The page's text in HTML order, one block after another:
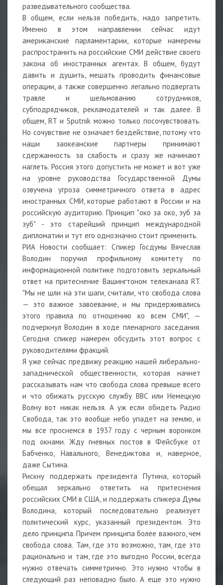
разведывательного сообщества.
В общем, если нельзя победить, надо запретить.
Именно в этом направлении сейчас идут
американские парламентарии, которые намерены
распространить на российские СМИ действие своего
закона об иностранных агентах. В общем, будут
давить и душить, мешать проводить финансовые
операции, а также совершенно легально подвергать
травле и шельмованию сотрудников,
субподрядчиков, рекламодателей и так далее. В
общем, RT и Sputnik можно только посочувствовать.
Но сочувствие не означает бездействие, потому что
наши заокеанские партнеры принимают
сдержанность за слабость и сразу же начинают
наглеть. Россия этого допустить не может и вот уже
на уровне руководства Государственной Думы
озвучена угроза симметричного ответа в адрес
иностранных СМИ, которые работают в России и на
российскую аудиторию. Принцип "око за око, зуб за
зуб" - это старейший принцип международной
дипломатии и тут его однозначно стоит применить.
РИА Новости сообщает: Спикер Госдумы Вячеслав
Володин поручил профильному комитету по
информационной политике подготовить зеркальный
ответ на притеснение Вашингтоном телеканала RT.
"Мы не шли на эти шаги, считали, что свобода слова
— это важное завоевание, и мы придерживались
этого правила по отношению ко всем СМИ", —
подчеркнул Володин в ходе пленарного заседания.
Сегодня спикер намерен обсудить этот вопрос с
руководителями фракций.
Я уже сейчас предвижу реакцию нашей либерально-
западнической общественности, которая начнет
рассказывать нам что свобода слова превыше всего
и что обижать русскую службу BBC или Немецкую
Волну вот никак нельзя. А уж если обидеть Радио
Свобода, так это вообще небо упадет на землю, и
мы все проснемся в 1937 году с черным воронком
под окнами. Жду гневных постов в Фейсбуке от
Бабченко, Навального, Венедиктова и, наверное,
даже Сытина.
Рискну поддержать президента Путина, который
обещал зеркально ответить на притеснения
российских СМИ в США, и поддержать спикера Думы
Володина, который последовательно реализует
политический курс, указанный президентом. Это
дело принципа. Причем принципа более важного, чем
свобода слова. Там, где это возможно, там, где это
рационально и там, где это выгодно России, всегда
нужно отвечать симметрично. Это нужно чтобы в
следующий раз неповадно было. А еще это нужно